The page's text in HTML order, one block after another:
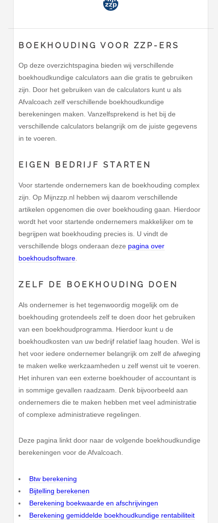
BOEKHOUDING VOOR ZZP-ERS
Op deze overzichtspagina bieden wij verschillende
boekhoudkundige calculators aan die gratis te gebruiken
zijn. Door het gebruiken van de calculators kunt u als
Afvalcoach zelf verschillende boekhoudkundige
berekeningen maken. Vanzelfsprekend is het bij de
verschillende calculators belangrijk om de juiste gegevens
in te voeren.
EIGEN BEDRIJF STARTEN
Voor startende ondernemers kan de boekhouding complex
zijn. Op Mijnzzp.nl hebben wij daarom verschillende
artikelen opgenomen die over boekhouding gaan. Hierdoor
wordt het voor startende ondernemers makkelijker om te
begrijpen wat boekhouding precies is. U vindt de
verschillende blogs onderaan deze pagina over
boekhoudsoftware
ZELF DE BOEKHOUDING DOEN
Als ondernemer is het tegenwoordig mogelijk om de
boekhouding grotendeels zelf te doen door het gebruiken
van een boekhoudprogramma. Hierdoor kunt u de
boekhoudkosten van uw bedrijf relatief laag houden. Wel is
het voor iedere ondernemer belangrijk om zelf de afweging
te maken welke werkzaamheden u zelf wenst uit te voeren.
Het inhuren van een externe boekhouder of accountant is
in sommige gevallen raadzaam. Denk bijvoorbeeld aan
ondernemers die te maken hebben met veel administratie
of complexe administratieve regelingen.
Deze pagina linkt door naar de volgende boekhoudkundige
berekeningen voor de Afvalcoach.
Btw berekening
Bijtelling berekenen
Berekening boekwaarde en afschrijvingen
Berekening gemiddelde boekhoudkundige rentabiliteit